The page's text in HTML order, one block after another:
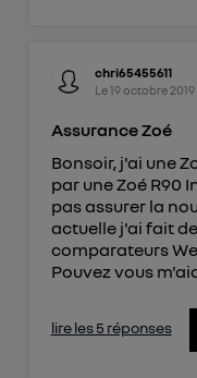
chri65455611
Le19 octobre 2019
Assurance Zoé
Bonsoir, j'ai une
par une Zoé R90
pas assurer la
actuelle j'ai fait
comparateurs
Pouvez vous
lire les 5 réponses